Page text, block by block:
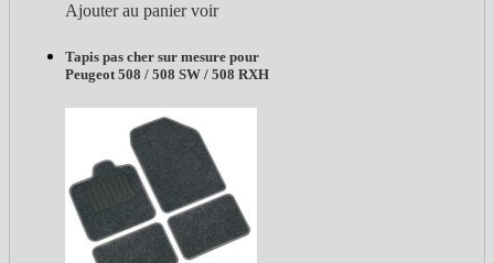
Ajouter au panier voir
Tapis pas cher sur mesure pour
Peugeot 508 / 508 SW / 508 RXH